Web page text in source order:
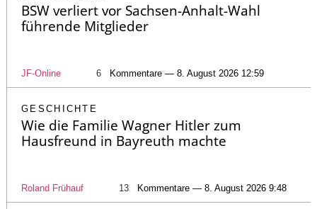
BSW verliert vor Sachsen-Anhalt-Wahl
führende Mitglieder
JF-Online 6 Kommentare — 8. August 2026 12:59
GESCHICHTE
Wie die Familie Wagner Hitler zum
Hausfreund in Bayreuth machte
Roland Frühauf 13 Kommentare — 8. August 2026 9:48